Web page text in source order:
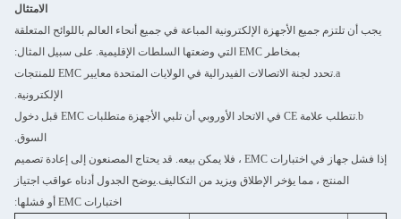
الامتثال
يجب أن تلتزم جميع الأجهزة الإلكترونية المباعة في جميع أنحاء العالم باللوائح المتعلقة
بمخاطر EMC التي وضعتها السلطات الإقليمية. على سبيل المثال:
a.تحدد لجنة الاتصالات الفيدرالية في الولايات المتحدة معايير EMC للمنتجات
الإلكترونية.
b.تتطلب علامة CE في الاتحاد الأوروبي أن تلبي الأجهزة متطلبات EMC قبل دخول
السوق.
إذا فشل جهاز في اختبارات EMC ، فلا يمكن بيعه. قد يحتاج المصنعون إلى إعادة تصميم
المنتج ، مما يؤخر الإطلاق ويزيد من التكاليف.يوضح الجدول أدناه عواقب اجتياز
اختبارات EMC أو فشلها: